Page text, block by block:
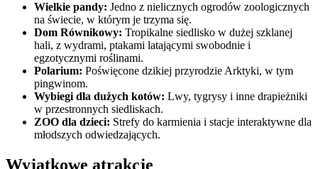
Wielkie pandy: Jedno z nielicznych ogrodów zoologicznych
na świecie, w którym je trzyma się.
Dom Równikowy: Tropikalne siedlisko w dużej szklanej
hali, z wydrami, ptakami latającymi swobodnie i
egzotycznymi roślinami.
Polarium: Poświęcone dzikiej przyrodzie Arktyki, w tym
pingwinom.
Wybiegi dla dużych kotów: Lwy, tygrysy i inne drapieżniki
w przestronnych siedliskach.
ZOO dla dzieci: Strefy do karmienia i stacje interaktywne dla
młodszych odwiedzających.
Wyjątkowe atrakcje